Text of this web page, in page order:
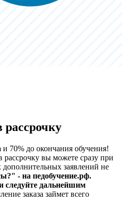
рассрочку
и 70% до окончания обучения!
рассрочку вы можете сразу при
заявлений не
- на педобучение.рф.
следуйте дальнейшим
заказа займет всего